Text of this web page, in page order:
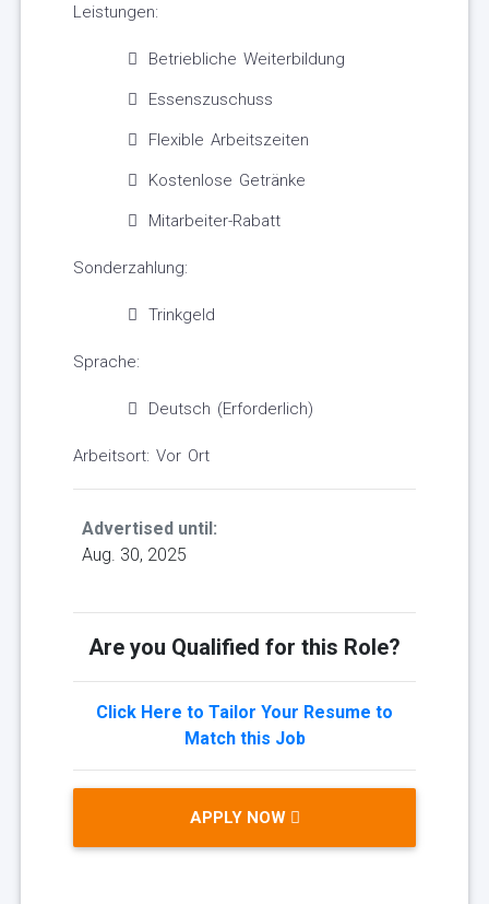
Leistungen:
Betriebliche Weiterbildung
Essenszuschuss
Flexible Arbeitszeiten
Kostenlose Getränke
Mitarbeiter-Rabatt
Sonderzahlung:
Trinkgeld
Sprache:
Deutsch (Erforderlich)
Arbeitsort: Vor Ort
Advertised until:
Aug. 30, 2025
Are you Qualified for this Role?
Click Here to Tailor Your Resume to
Match this Job
APPLY NOW